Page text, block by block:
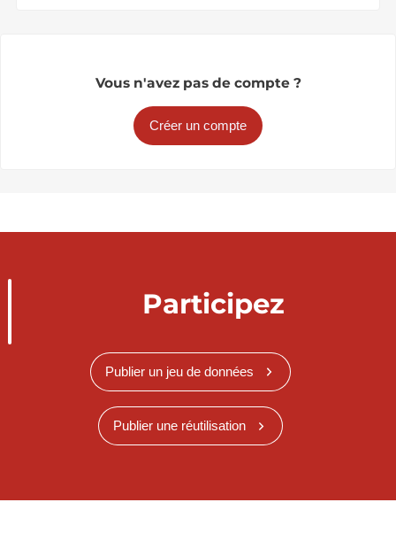
Vous n'avez pas de compte ?
Créer un compte
Participez
Publier un jeu de données
Publier une réutilisation